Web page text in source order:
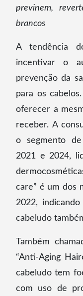
previnem,
brancos
A tendência
incentivar o
prevenção da
para os
oferecer a
receber. A
o segmento
2021 e 2024,
care” é um dos
2022,
cabeludo
Também
“Anti-Aging
cabeludo tem
com uso de